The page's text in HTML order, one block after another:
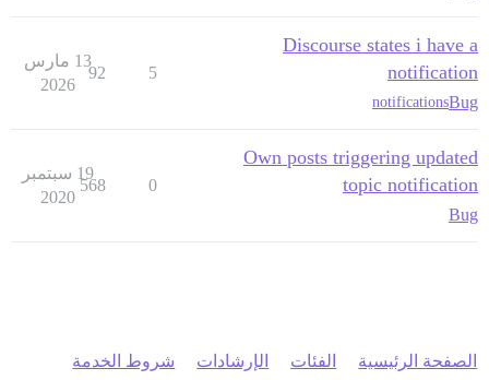
Discourse states i have a
notification
Bug
notifications
5
92
13 مارس
2026
Own posts triggering updated
topic notification
Bug
0
568
19 سبتمبر
2020
الصفحة الرئيسية الفئات الإرشادات شروط الخدمة